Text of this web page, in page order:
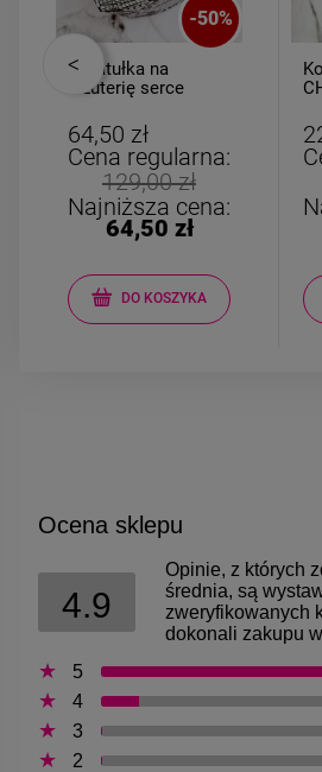
-50%
Szkatułka na
biżuterię serce
64,50 zł
Cena regularna:
129,00 zł
Najniższa cena:
64,50 zł
DO KOSZYKA
Ocena sklepu
4.9
Opinie, z których
średnia, są
zweryfikowanych
dokonali zakupu
5
4
3
2